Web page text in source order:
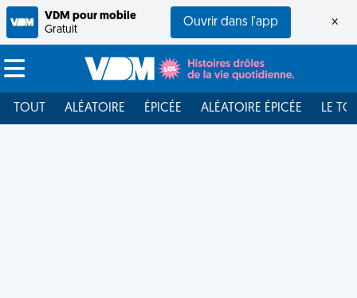
VDM pour mobile
Gratuit
Ouvrir dans l'app ×
TOUT ALÉATOIRE ÉPICÉE ALÉATOIRE ÉPICÉE LE